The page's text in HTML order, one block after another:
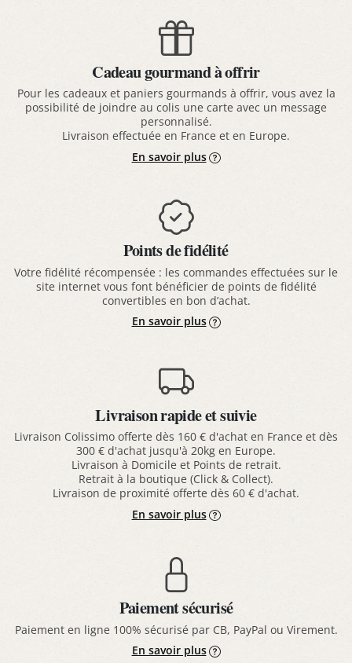
Cadeau gourmand à offrir
Pour les cadeaux et paniers gourmands à offrir, vous avez la
possibilité de joindre au colis une carte avec un message
personnalisé.
Livraison effectuée en France et en Europe.
En savoir plus
Points de fidélité
Votre fidélité récompensée : les commandes effectuées sur le
site internet vous font bénéficier de points de fidélité
convertibles en bon d’achat.
En savoir plus
Livraison rapide et suivie
Livraison Colissimo offerte dès 160 € d'achat en France et dès
300 € d'achat jusqu'à 20kg en Europe.
Livraison à Domicile et Points de retrait.
Retrait à la boutique (Click & Collect).
Livraison de proximité offerte dès 60 € d'achat.
En savoir plus
Paiement sécurisé
Paiement en ligne 100% sécurisé par CB, PayPal ou Virement.
En savoir plus